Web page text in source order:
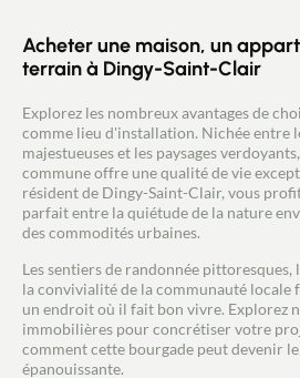
Acheter une maison, un
terrain à Dingy-Saint-Clair
Explorez les nombreux avantages de
comme lieu d'installation. Nichée entre
majestueuses et les paysages
commune offre une qualité de vie
résident de Dingy-Saint-Clair, vous
parfait entre la quiétude de la nature
des commodités urbaines.
Les sentiers de randonnée
la convivialité de la communauté locale
un endroit où il fait bon vivre. Explorez
immobilières pour concrétiser votre
comment cette bourgade peut devenir
épanouissante.